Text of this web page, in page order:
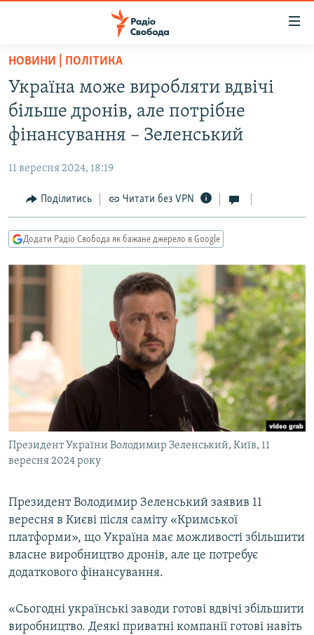
Перейти
основного
матеріалу
Перейти
до
основної
навігації
Перейти
до
пошуку
ВСЕ ЗА ДОБУ
СТАТТІ
ЕКОНОМІКА
СУСПІЛЬСТВО
УКРАЇНА
РОСІЙСЬКА «ФІЛЬТРАЦІЯ»
ДОНБАС.РЕАЛІЇ
ТИ ЯК?
СХЕМИ
МУЛЬТИМЕДІА
ФОТО
СПЕЦПРОЄКТИ
ПОДКАСТИ
КРИМ РЕАЛІЇ
РУС
КТАТ
ДОЛУЧАЙСЯ!
НОВИНИ | ПОЛІТИКА
Україна може виробляти вдвічі
більше дронів, але потрібне
фінансування – Зеленський
11 вересня 2024, 18:19
Поділитись Читати без VPN
Додати Радіо Свобода як бажане джерело в Google
Президент України Володимир Зеленський, Київ, 11
вересня 2024 року
Президент Володимир Зеленський заявив 11
вересня в Києві після саміту «Кримської
платформи», що Україна має можливості збільшити
власне виробництво дронів, але це потребує
додаткового фінансування.
«Сьогодні українські заводи готові вдвічі збільшити
виробництво. Деякі приватні компанії готові навіть